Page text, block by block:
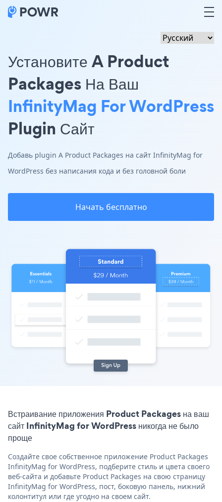
Установите A Product
Packages На Ваш
InfinityMag For WordPress
Plugin Сайт
Добавь plugin A Product Packages на сайт InfinityMag for
WordPress без написания кода и без головной боли
Начать бесплатно
Встраивание приложения Product Packages на ваш
сайт InfinityMag for WordPress никогда не было
проще
Создайте свое собственное приложение Product Packages
InfinityMag for WordPress, подберите стиль и цвета своего
веб-сайта и добавьте Product Packages на свою страницу
InfinityMag for WordPress, пост, боковую панель, нижний
колонтитул или где угодно на своем сайт.